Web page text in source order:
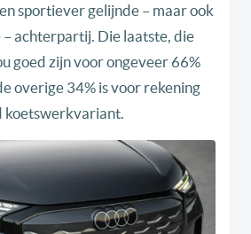
sportiever gelijnde – maar ook
achterpartij. Die laatste, die
goed zijn voor ongeveer 66%
overige 34% is voor rekening
koetswerkvariant.